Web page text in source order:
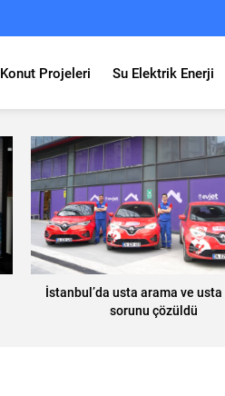
Konut Projeleri Su Elektrik Enerji
İstanbul’da usta arama ve
sorunu çözüldü